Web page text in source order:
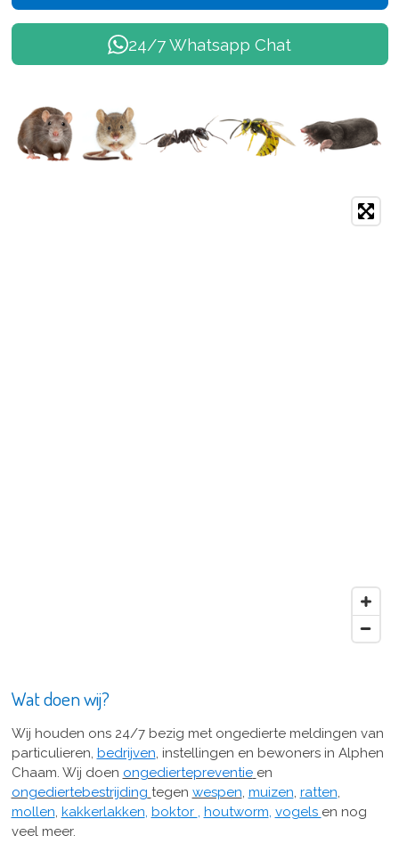
24/7 Whatsapp Chat
Wat doen wij?
Wij houden ons 24/7 bezig met ongedierte meldingen van
particulieren, bedrijven, instellingen en bewoners in Alphen
Chaam. Wij doen ongediertepreventie en
ongediertebestrijding tegen wespen, muizen, ratten,
mollen, kakkerlakken, boktor , houtworm, vogels en nog
veel meer.